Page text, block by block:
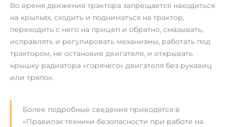
Во время движения трактора запрещается находиться
на крыльях, сходить и подниматься на трактор,
переходить с него на прицеп и обратно, смазывать,
исправлять и регулировать механизмы, работать под
трактором, не остановив двигателя, и открывать
крышку радиатора «горячего» двигателя без рукавиц
или тряпок.
Более подробные сведения приводятся в
«Правилах техники безопасности при работе на